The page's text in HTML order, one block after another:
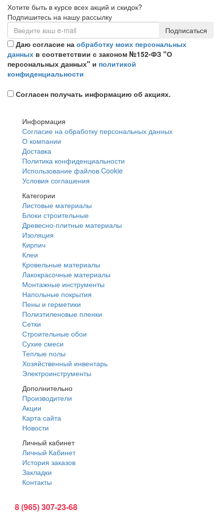
Хотите быть в курсе всех акций и скидок?
Подпишитесь на нашу рассылку
Подписаться
Даю согласие на обработку моих персональных
данных в соответствии с законом №152-ФЗ "О
персональных данных" и политикой
конфиденциальности
Согласен получать информацию об акциях.
Информация
Согласие на обработку персональных данных
О компании
Доставка
Политика конфиденциальности
Использование файлов Cookie
Условия соглашения
Категории
Листовые материалы
Блоки строительные
Древесно-плитные материалы
Изоляция
Кирпич
Клеи
Кровельные материалы
Лакокрасочные материалы
Монтажные инструменты
Напольные покрытия
Пены и герметики
Полиэтиленовые пленки
Сетки
Строительные обои
Сухие смеси
Теплые полы
Хозяйственный инвентарь
Электроинструменты
Дополнительно
Производители
Акции
Карта сайта
Новости
Личный кабинет
Личный Кабинет
История заказов
Закладки
Контакты
8 (965) 307-23-68